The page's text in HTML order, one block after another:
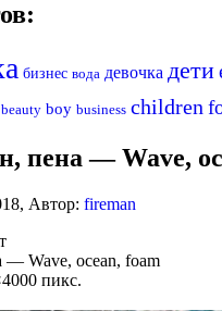
бизнес вода девочка дети
beauty boy business children
пена — Wave,
, Автор: fireman
— Wave, ocean, foam
пикс.